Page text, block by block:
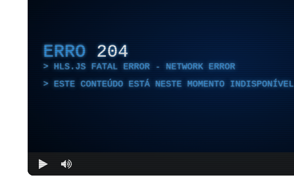
ERRO 204
HLS.JS FATAL ERROR - NETWORK ERROR
ESTE CONTEÚDO ESTÁ NESTE MOMENTO INDISPONÍVEL